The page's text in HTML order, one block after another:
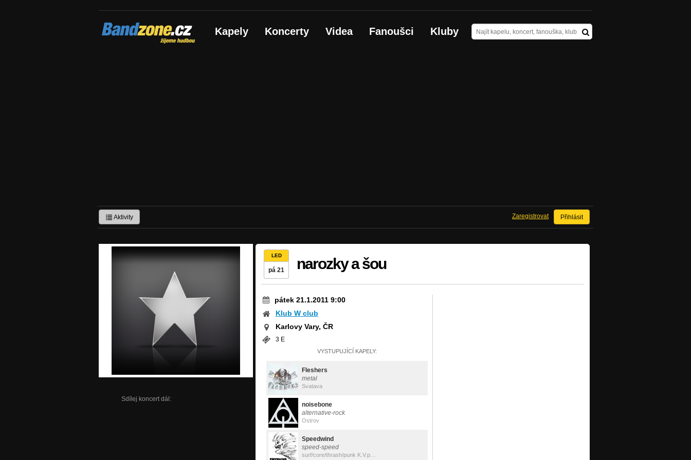
Bandzone.cz
žijeme hudbou Kapely Koncerty Videa Fanoušci Kluby
Aktivity Přihlásit
Zaregistrovat
Sdílej koncert dál:
LED
pá 21 narozky a šou
pátek 21.1.2011 9:00
Klub W club
Karlovy Vary, ČR
3 E
VYSTUPUJÍCÍ KAPELY:
Fleshers
metal
Svatava
noisebone
alternative-rock
Ostrov
Speedwind
speed-speed